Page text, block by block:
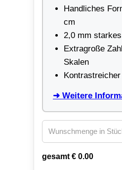
Handliches
cm
2,0 mm
Extragroße
Skalen
➜ Weitere
gesamt € 0.00